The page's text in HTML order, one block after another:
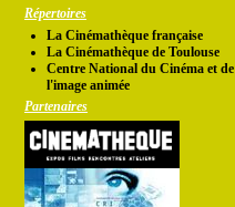
Répertoires
La Cinémathèque française
La Cinémathèque de Toulouse
Centre National du Cinéma et de
l'image animée
Partenaires